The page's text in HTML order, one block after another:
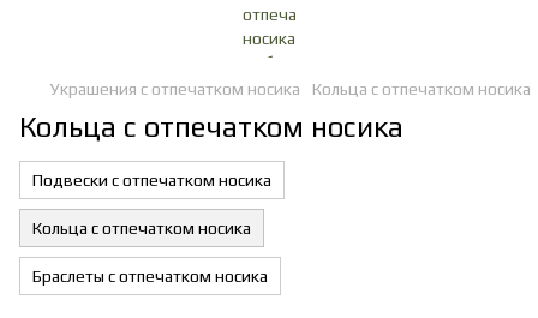
Украшения с отпечатком носика Кольца с отпечатком носика
Кольца с отпечатком носика
Подвески с отпечатком носика
Кольца с отпечатком носика
Браслеты с отпечатком носика